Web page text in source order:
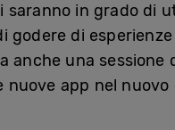
saranno in grado di
godere di
una sessione
app nel nuovo